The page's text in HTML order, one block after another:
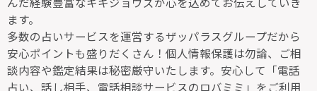
ます。
多数の占いサービスを運営するザッパラスグループだから
安心ポイントも盛りだくさん！個人情報保護は勿論、ご相
談内容や鑑定結果は秘密厳守いたします。安心して「電話
占い、話し相手、電話相談サービスのロバミミ」をご利用